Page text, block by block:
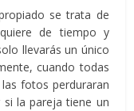
se trata de
de tiempo y
llevarás un único
cuando todas
fotos perduraran
si la pareja tiene un